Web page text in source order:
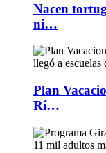
Nacen
ni…
Plan
Rí…